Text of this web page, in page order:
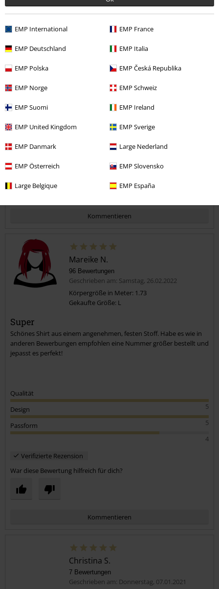
EMP International EMP France
EMP Deutschland EMP Italia
EMP Polska EMP Česká Republika
EMP Norge EMP Schweiz
EMP Suomi EMP Ireland
EMP United Kingdom EMP Sverige
EMP Danmark Large Nederland
EMP Österreich EMP Slovensko
Large Belgique EMP España
Qualität
Design
zu eng
perfekt
Länge
War diese Bewertung hilfreich für dich?
Kommentieren
Mareike N.
96 Bewertungen
Geschrieben am: Samstag, 26.02.2022
Körpergröße in Meter: 1.73
Gekaufte Größe: L
Super
Schönes Shirt aus einem angenehmen, festen Stoff. Habe es wie in
anderen Bewerbungen empfohlen eine Nummer größer bestellt und
jepasst es perfekt!
Qualität
5
Design
5
Passform
4
Verifizierte Rezension
War diese Bewertung hilfreich für dich?
Kommentieren
Christina S.
7 Bewertungen
Geschrieben am: Donnerstag, 07.01.2021